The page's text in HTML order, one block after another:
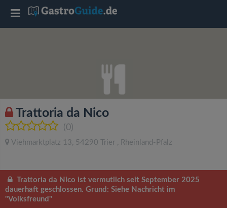
Trattoria da Nico
(0)
Viehmarktplatz 13, 54290 Trier , Rheinland-Pfalz
Trattoria da Nico ist vermutlich seit September 2025
dauerhaft geschlossen. Grund: Siehe Nachricht im
"Volksfreund"
T
l
e
a